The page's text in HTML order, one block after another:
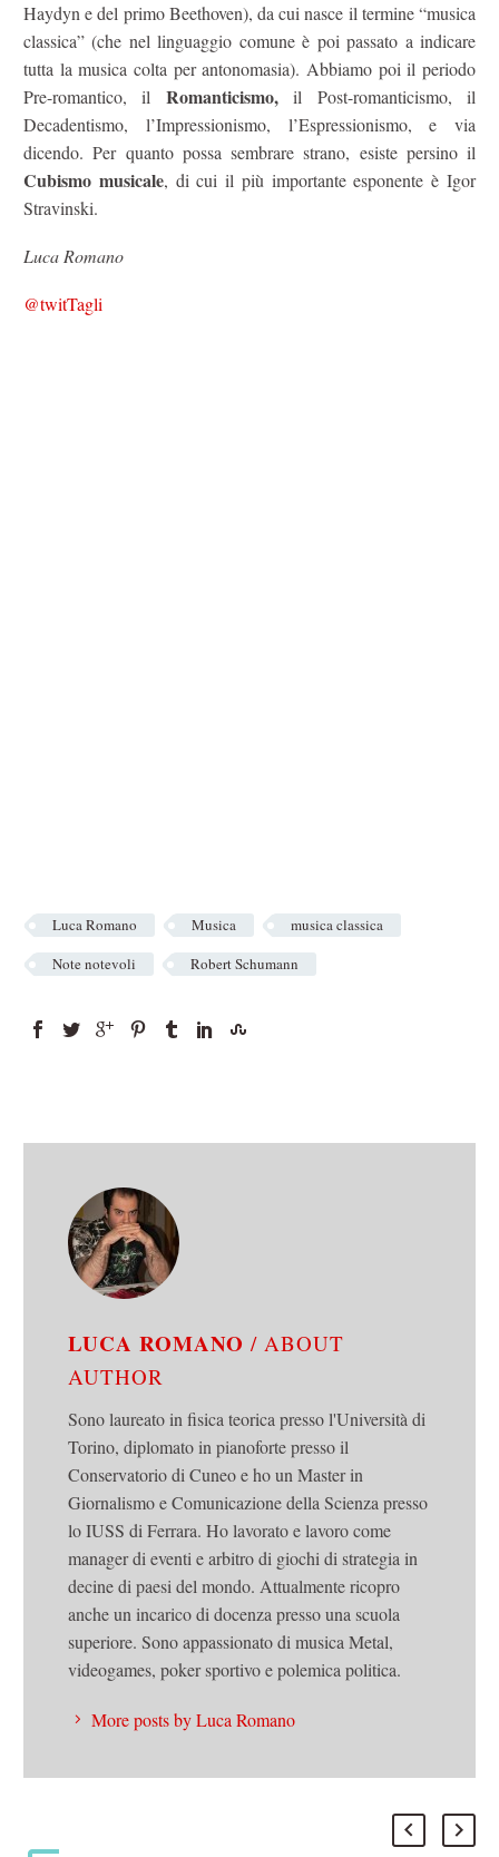
Haydyn e del primo Beethoven), da cui nasce il termine “musica
classica” (che nel linguaggio comune è poi passato a indicare
tutta la musica colta per antonomasia). Abbiamo poi il periodo
Pre-romantico, il Romanticismo,il Post-romanticismo, il
Decadentismo, l’Impressionismo, l’Espressionismo, e via
dicendo. Per quanto possa sembrare strano, esiste persino il
Cubismo musicale, di cui il più importante esponente è Igor
Stravinski.
Luca Romano
@twitTagli
Luca Romano Musica
musica classica
Note notevoli
Robert Schumann
LUCA ROMANO/ ABOUT
AUTHOR
Sono laureato in fisica teorica presso l'Università di
Torino, diplomato in pianoforte presso il
Conservatorio di Cuneo e ho un Master in
Giornalismo e Comunicazione della Scienza presso
lo IUSS di Ferrara. Ho lavorato e lavoro come
manager di eventi e arbitro di giochi di strategia in
decine di paesi del mondo. Attualmente ricopro
anche un incarico di docenza presso una scuola
superiore. Sono appassionato di musica Metal,
videogames, poker sportivo e polemica politica.
More posts by Luca Romano